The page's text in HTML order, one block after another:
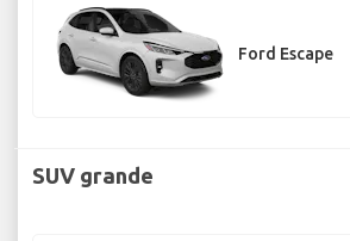
Ford Escape
SUV grande